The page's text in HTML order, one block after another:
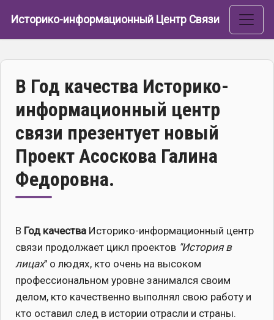
Историко-информационный Центр Связи
В Год качества Историко-
информационный центр
связи презентует новый
Проект Асоскова Галина
Федоровна.
В Год качества Историко-информационный центр
связи продолжает цикл проектов "История в
лицах" о людях, кто очень на высоком
профессиональном уровне занимался своим
делом, кто качественно выполнял свою работу и
кто оставил след в истории отрасли и страны.